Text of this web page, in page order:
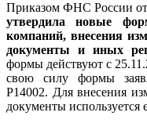
Приказом ФНС России
утвердила новые
компаний, внесения
документы и иных
формы действуют с
свою силу формы
Р14002. Для внесения
документы используется